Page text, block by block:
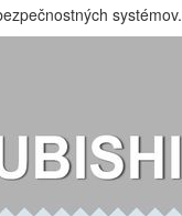
systémov.